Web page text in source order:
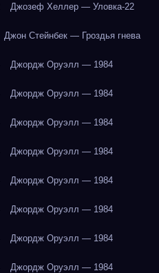
Джозеф Хеллер — Уловка-22
Джон Стейнбек — Гроздья гнева
Джордж Оруэлл — 1984
Джордж Оруэлл — 1984
Джордж Оруэлл — 1984
Джордж Оруэлл — 1984
Джордж Оруэлл — 1984
Джордж Оруэлл — 1984
Джордж Оруэлл — 1984
Джордж Оруэлл — 1984